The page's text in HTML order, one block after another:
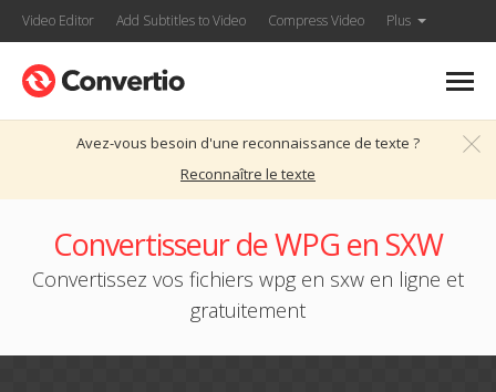
Video Editor Add Subtitles to Video Compress Video Plus
Avez-vous besoin d'une reconnaissance de texte ?
Reconnaître le texte
Convertisseur de WPG en SXW
Convertissez vos fichiers wpg en sxw en ligne et
gratuitement